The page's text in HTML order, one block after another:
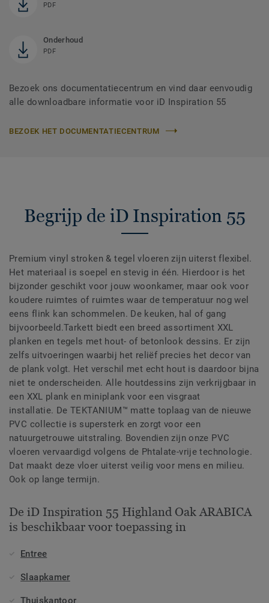
PDF
Onderhoud
PDF
Bezoek ons documentatiecentrum en vind daar eenvoudig
alle downloadbare informatie voor iD Inspiration 55
BEZOEK HET DOCUMENTATIECENTRUM
Begrijp de iD Inspiration 55
Premium vinyl stroken & tegel vloeren zijn uiterst flexibel.
Het materiaal is soepel en stevig in één. Hierdoor is het
bijzonder geschikt voor jouw woonkamer, maar ook voor
koudere ruimtes of ruimtes waar de temperatuur nog wel
eens flink kan schommelen. De keuken, hal of gang
bijvoorbeeld.Tarkett biedt een breed assortiment XXL
planken en tegels met hout- of betonlook dessins. Er zijn
zelfs uitvoeringen waarbij het reliëf precies het decor van
de plank volgt. Het verschil met echt hout is daardoor bijna
niet te onderscheiden. Alle houtdessins zijn verkrijgbaar in
een XXL plank en miniplank voor een visgraat
installatie. De TEKTANIUM™ matte toplaag van de nieuwe
PVC collectie is supersterk en zorgt voor een
natuurgetrouwe uitstraling. Bovendien zijn onze PVC
vloeren vervaardigd volgens de Phtalate-vrije technologie.
Dat maakt deze vloer uiterst veilig voor mens en milieu.
Ook op lange termijn.
De iD Inspiration 55 Highland Oak ARABICA
is beschikbaar voor toepassing in
Entree
Slaapkamer
Thuiskantoor